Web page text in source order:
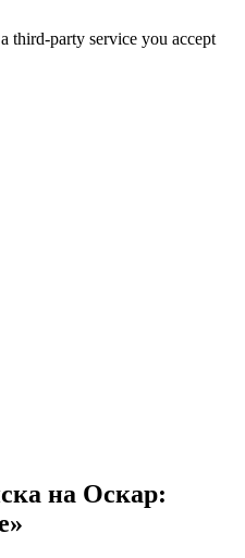
third-party service you accept
на Оскар: